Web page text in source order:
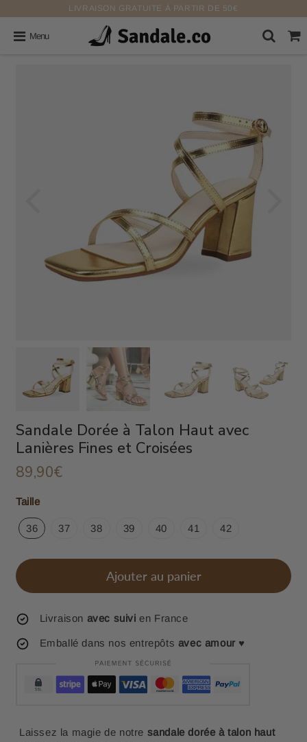
LIVRAISON GRATUITE À PARTIR DE 50€
Menu
Sandale Dorée à Talon Haut avec
Lanières Fines et Croisées
89,90€
price
Taille
36 37 38 39 40 41 42
Ajouter au panier
Livraison avec suivi en France
Emballé dans nos entrepôts avec amour ♥
Laissez la magie de notre sandale dorée à talon haut